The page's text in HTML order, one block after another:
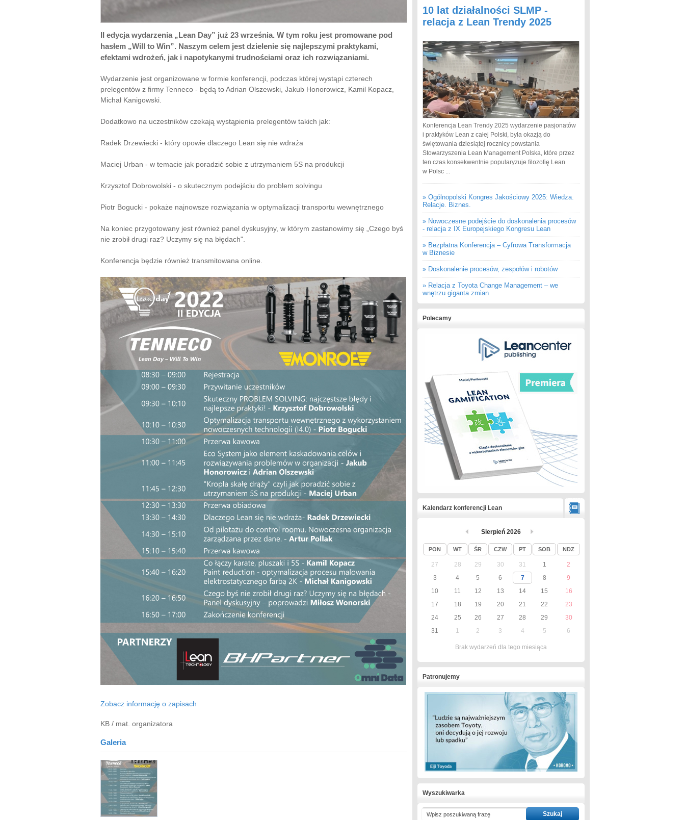
II edycja wydarzenia „Lean Day” już 23 września. W tym roku jest promowane pod
hasłem „Will to Win”. Naszym celem jest dzielenie się najlepszymi praktykami,
efektami wdrożeń, jak i napotykanymi trudnościami oraz ich rozwiązaniami.
Wydarzenie jest organizowane w formie konferencji, podczas której wystąpi czterech
prelegentów z firmy Tenneco - będą to Adrian Olszewski, Jakub Honorowicz, Kamil Kopacz,
Michał Kanigowski.
Dodatkowo na uczestników czekają wystąpienia prelegentów takich jak:
Radek Drzewiecki - który opowie dlaczego Lean się nie wdraża
Maciej Urban - w temacie jak poradzić sobie z utrzymaniem 5S na produkcji
Krzysztof Dobrowolski - o skutecznym podejściu do problem solvingu
Piotr Bogucki - pokaże najnowsze rozwiązania w optymalizacji transportu wewnętrznego
Na koniec przygotowany jest również panel dyskusyjny, w którym zastanowimy się „Czego byś
nie zrobił drugi raz? Uczymy się na błędach".
Konferencja będzie również transmitowana online.
Zobacz informację o zapisach
KB / mat. organizatora
Galeria
10 lat działalności SLMP -
relacja z Lean Trendy 2025
Konferencja Lean Trendy 2025 wydarzenie pasjonatów
i praktyków Lean z całej Polski, była okazją do
świętowania dziesiątej rocznicy powstania
Stowarzyszenia Lean Management Polska, które przez
ten czas konsekwentnie popularyzuje filozofię Lean
w Polsc ...
» Ogólnopolski Kongres Jakościowy 2025: Wiedza.
Relacje. Biznes.
» Nowoczesne podejście do doskonalenia procesów
- relacja z IX Europejskiego Kongresu Lean
» Bezpłatna Konferencja – Cyfrowa Transformacja
w Biznesie
» Doskonalenie procesów, zespołów i robotów
» Relacja z Toyota Change Management – we
wnętrzu giganta zmian
Polecamy
Kalendarz konferencji Lean
Sierpień 2026
PON WT ŚR CZW PT SOB NDZ
27 28 29 30 31 1
2
3
4 5 6 7 8
9
10
11 12 13 14 15
16
17
18 19 20 21 22
23
24
25 26 27 28 29
30
31
1 2 3 4 5 6
Brak wydarzeń dla tego miesiąca
Patronujemy
Wyszukiwarka
Wpisz poszukiwaną frazę